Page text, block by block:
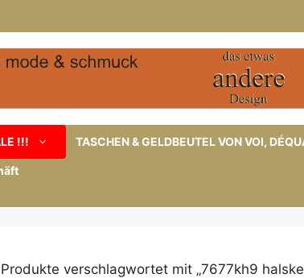
!!! TASCHEN & GELDBEUTEL VON VOI,
verschlagwortet mit „7677kh9